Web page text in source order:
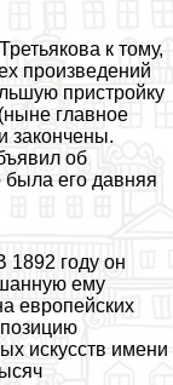
к тому,
произведений
пристройку
главное
закончены.
об
была его давняя
1892 году он
ему
европейских
искусств имени